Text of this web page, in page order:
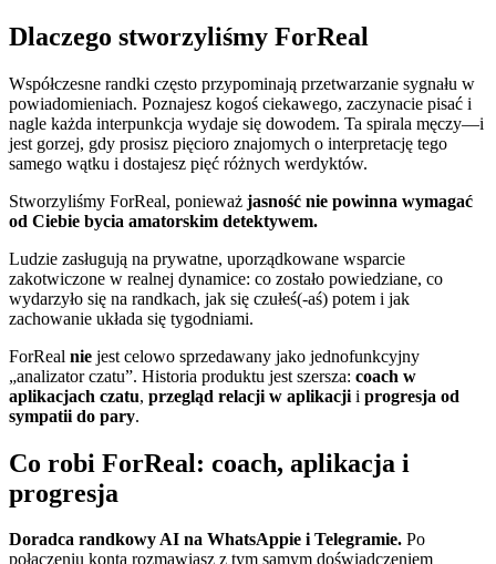
Dlaczego stworzyliśmy ForReal
Współczesne randki często przypominają przetwarzanie sygnału w
powiadomieniach. Poznajesz kogoś ciekawego, zaczynacie pisać i
nagle każda interpunkcja wydaje się dowodem. Ta spirala męczy—i
jest gorzej, gdy prosisz pięcioro znajomych o interpretację tego
samego wątku i dostajesz pięć różnych werdyktów.
Stworzyliśmy ForReal, ponieważ jasność nie powinna wymagać
od Ciebie bycia amatorskim detektywem.
Ludzie zasługują na prywatne, uporządkowane wsparcie
zakotwiczone w realnej dynamice: co zostało powiedziane, co
wydarzyło się na randkach, jak się czułeś(-aś) potem i jak
zachowanie układa się tygodniami.
ForReal nie jest celowo sprzedawany jako jednofunkcyjny
„analizator czatu”. Historia produktu jest szersza: coach w
aplikacjach czatu, przegląd relacji w aplikacji i progresja od
sympatii do pary.
Co robi ForReal: coach, aplikacja i
progresja
Doradca randkowy AI na WhatsAppie i Telegramie. Po
połączeniu konta rozmawiasz z tym samym doświadczeniem